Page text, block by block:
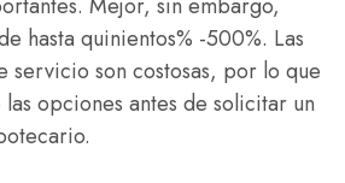
hasta quinientos% -500%. Las
servicio son costosas, por lo que
opciones antes de solicitar un